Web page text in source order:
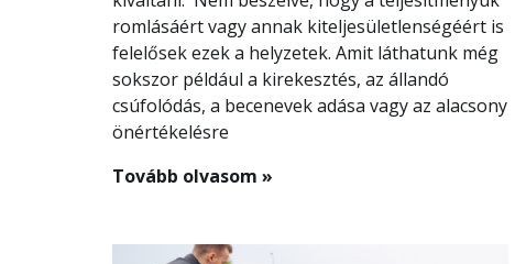
romlásáért vagy annak kiteljesületlenségéért is
felelősek ezek a helyzetek. Amit láthatunk még
sokszor például a kirekesztés, az állandó
csúfolódás, a becenevek adása vagy az alacsony
önértékelésre
Tovább olvasom »